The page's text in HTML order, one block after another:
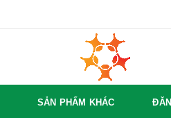
SẢN PHẨM KHÁC